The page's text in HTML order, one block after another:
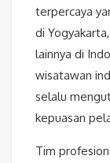
terpercaya
di
lainnya di
wisatawan
selalu
kepuasan
Tim